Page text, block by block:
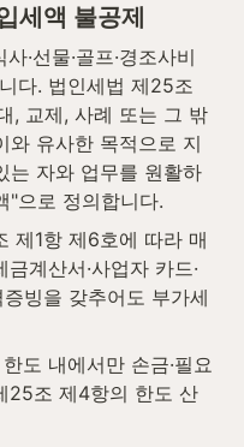
세액 불공제
·선물·골프·경조사비
다. 법인세법 제25조
, 교제, 사례 또는 그 밖
와 유사한 목적으로 지
는 자와 업무를 원활하
"으로 정의합니다.
제1항 제6호에 따라 매
계산서·사업자 카드·
빙을 갖추어도 부가세
도 내에서만 손금·필요
25조 제4항의 한도 산